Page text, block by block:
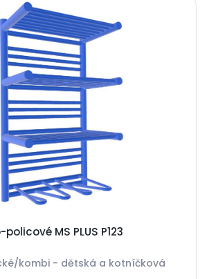
MS PLUS P123
kombi - dětská a kotníčková